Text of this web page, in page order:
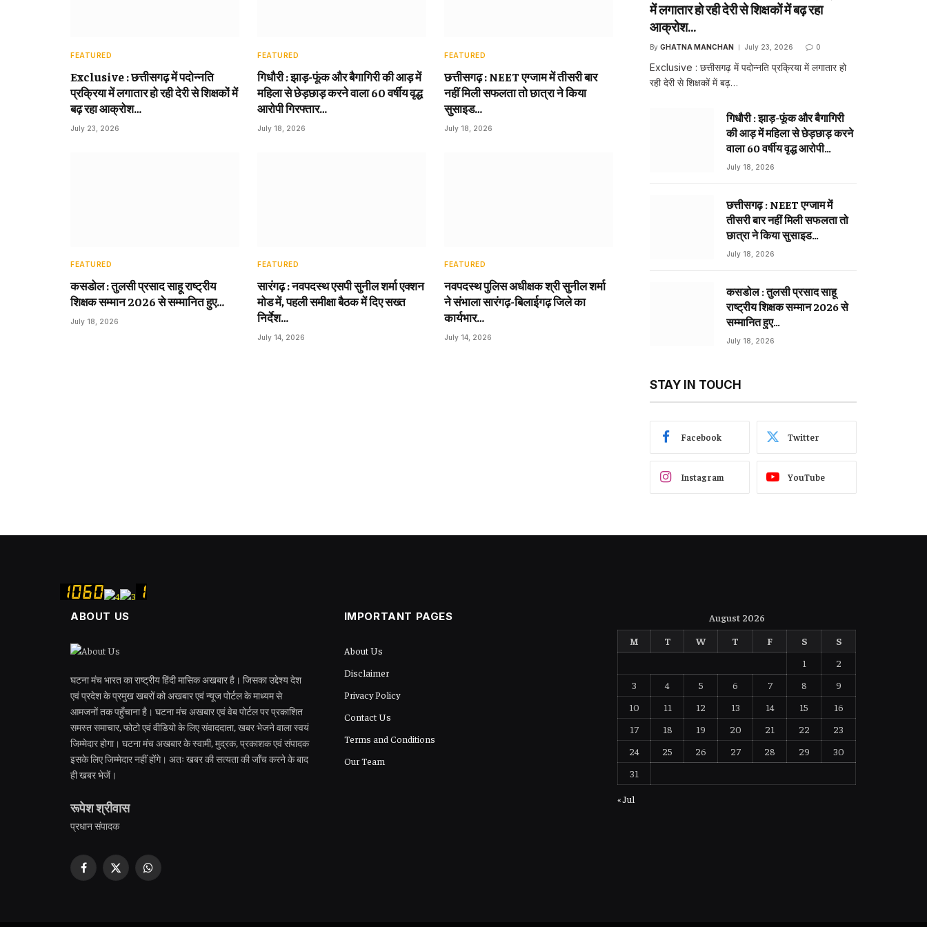
FEATURED
Exclusive : छत्तीसगढ़ में पदोन्नति
प्रक्रिया में लगातार हो रही देरी से शिक्षकों में
बढ़ रहा आक्रोश…
July 23, 2026
FEATURED
गिधौरी : झाड़-फूंक और बैगागिरी की आड़ में
महिला से छेड़छाड़ करने वाला 60 वर्षीय वृद्ध
आरोपी गिरफ्तार…
July 18, 2026
FEATURED
छत्तीसगढ़ : NEET एग्जाम में तीसरी बार
नहीं मिली सफलता तो छात्रा ने किया
सुसाइड…
July 18, 2026
FEATURED
कसडोल : तुलसी प्रसाद साहू राष्ट्रीय
शिक्षक सम्मान 2026 से सम्मानित हुए…
July 18, 2026
FEATURED
सारंगढ़ : नवपदस्थ एसपी सुनील शर्मा एक्शन
मोड में, पहली समीक्षा बैठक में दिए सख्त
निर्देश…
July 14, 2026
FEATURED
नवपदस्थ पुलिस अधीक्षक श्री सुनील शर्मा
ने संभाला सारंगढ़-बिलाईगढ़ जिले का
कार्यभार…
July 14, 2026
में लगातार हो रही देरी से शिक्षकों में बढ़ रहा
आक्रोश…
By GHATNA MANCHAN July 23, 2026 0
Exclusive : छत्तीसगढ़ में पदोन्नति प्रक्रिया में लगातार हो
रही देरी से शिक्षकों में बढ़…
गिधौरी : झाड़-फूंक और बैगागिरी
की आड़ में महिला से छेड़छाड़ करने
वाला 60 वर्षीय वृद्ध आरोपी
गिरफ्तार…
July 18, 2026
छत्तीसगढ़ : NEET एग्जाम में
तीसरी बार नहीं मिली सफलता तो
छात्रा ने किया सुसाइड…
July 18, 2026
कसडोल : तुलसी प्रसाद साहू
राष्ट्रीय शिक्षक सम्मान 2026 से
सम्मानित हुए…
July 18, 2026
STAY IN TOUCH
Facebook Twitter
Instagram YouTube
ABOUT US
घटना मंच भारत का राष्ट्रीय हिंदी मासिक अखबार है। जिसका उद्देश्य देश
एवं प्रदेश के प्रमुख खबरों को अखबार एवं न्यूज पोर्टल के माध्यम से
आमजनों तक पहुँचाना है। घटना मंच अखबार एवं वेब पोर्टल पर प्रकाशित
समस्त समाचार, फोटो एवं वीडियो के लिए संवाददाता, खबर भेजने वाला स्वयं
जिम्मेदार होगा। घटना मंच अखबार के स्वामी, मुद्रक, प्रकाशक एवं संपादक
इसके लिए जिम्मेदार नहीं होंगे। अतः खबर की सत्यता की जाँच करने के बाद
ही खबर भेजें।
रूपेश श्रीवास
प्रधान संपादक
Facebook
X
WhatsApp
IMPORTANT PAGES
About Us
Disclaimer
Privacy Policy
Contact Us
Terms and Conditions
Our Team
August 2026
M
T W T F S
S
1
2
3
4 5 6 7 8
9
10
11 12 13 14 15
16
17
18 19 20 21 22
23
24
25 26 27 28 29
30
31
« Jul